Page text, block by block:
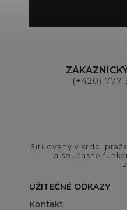
(+420) 777
Situovaný v srdci
a současně
UŽITEČNÉ ODKAZY
Kontakt